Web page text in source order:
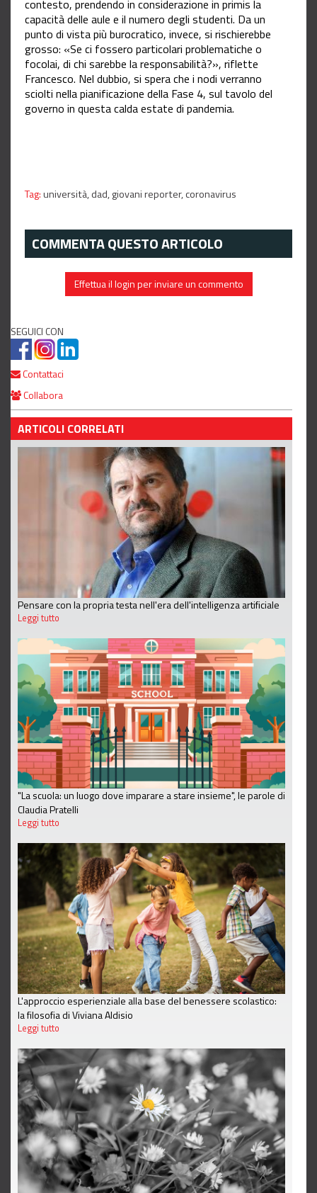
contesto, prendendo in considerazione in primis la
capacità delle aule e il numero degli studenti. Da un
punto di vista più burocratico, invece, si rischierebbe
grosso: «Se ci fossero particolari problematiche o
focolai, di chi sarebbe la responsabilità?», riflette
Francesco. Nel dubbio, si spera che i nodi verranno
sciolti nella pianificazione della Fase 4, sul tavolo del
governo in questa calda estate di pandemia.
Tag:università,dad,giovani reporter,coronavirus
COMMENTA QUESTO ARTICOLO
Effettua il login per inviare un commento
SEGUICI CON
Contattaci
Collabora
ARTICOLI CORRELATI
Pensare con la propria testa nell'era dell'intelligenza artificiale
Leggi tutto
"La scuola: un luogo dove imparare a stare insieme", le parole di
Claudia Pratelli
Leggi tutto
L'approccio esperienziale alla base del benessere scolastico:
la filosofia di Viviana Aldisio
Leggi tutto